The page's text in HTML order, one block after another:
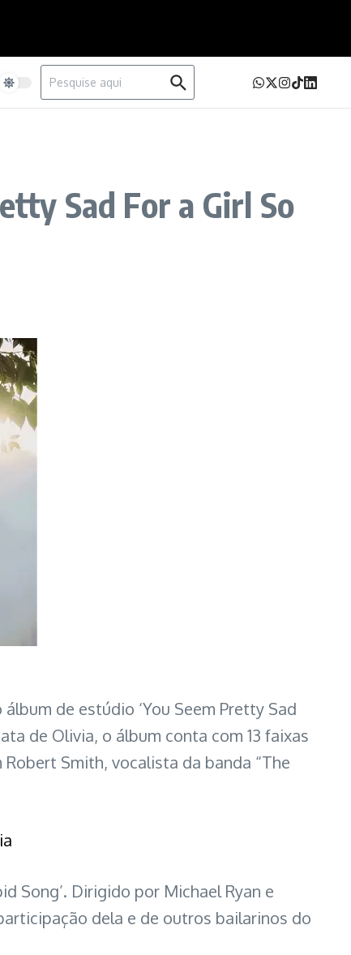
Procurar por:
Sad For a Girl So
de estúdio ‘You Seem Pretty Sad
de Olivia, o álbum conta com 13 faixas
Robert Smith, vocalista da banda “The
Song’. Dirigido por Michael Ryan e
dela e de outros bailarinos do